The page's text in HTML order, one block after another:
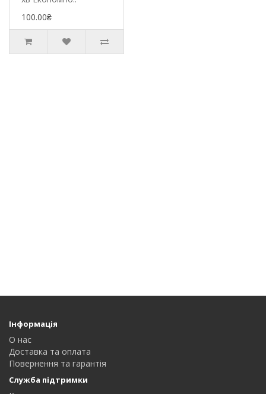
100.00₴
Інформація
О нас
Доставка та оплата
Повернення та гарантія
Служба підтримки